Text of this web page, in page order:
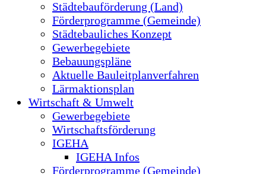
Städtebauförderung (Land)
Förderprogramme (Gemeinde)
Städtebauliches Konzept
Gewerbegebiete
Bebauungspläne
Aktuelle Bauleitplanverfahren
Lärmaktionsplan
Wirtschaft & Umwelt
Gewerbegebiete
Wirtschaftsförderung
IGEHA
IGEHA Infos
Förderprogramme (Gemeinde)